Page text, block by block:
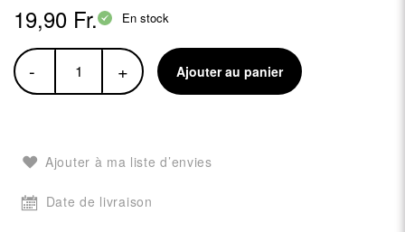
19,90 Fr. En stock
- + Ajouter au panier
Ajouter à ma liste d’envies
Date de livraison